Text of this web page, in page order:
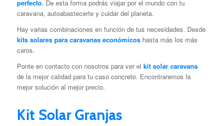
perfecto. De esta forma podrás viajar por el mundo con tu
caravana, autoabastecerte y cuidar del planeta.
Hay varias combinaciones en función de tus necesidades. Desde
kits solares para caravanas económicoshasta más los más
caros.
Ponte en contacto con nosotros para ver el kit solar caravana
de la mejor calidad para tu caso concreto. Encontraremos la
mejor solución al mejor precio.
Kit Solar Granjas